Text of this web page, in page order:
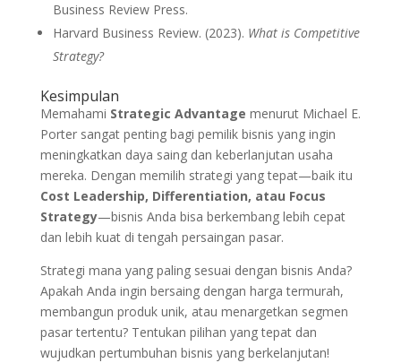
Business Review Press.
Harvard Business Review. (2023). What is Competitive
Strategy?
Kesimpulan
Memahami Strategic Advantage menurut Michael E.
Porter sangat penting bagi pemilik bisnis yang ingin
meningkatkan daya saing dan keberlanjutan usaha
mereka. Dengan memilih strategi yang tepat—baik itu
Cost Leadership, Differentiation, atau Focus
Strategy—bisnis Anda bisa berkembang lebih cepat
dan lebih kuat di tengah persaingan pasar.
Strategi mana yang paling sesuai dengan bisnis Anda?
Apakah Anda ingin bersaing dengan harga termurah,
membangun produk unik, atau menargetkan segmen
pasar tertentu? Tentukan pilihan yang tepat dan
wujudkan pertumbuhan bisnis yang berkelanjutan!